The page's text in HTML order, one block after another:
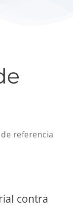
referencia
contra